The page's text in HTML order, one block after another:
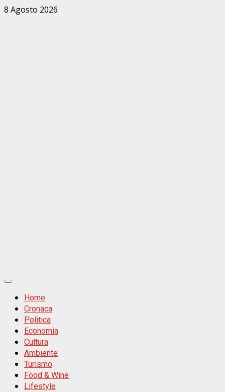
Zum
8 Agosto 2026
Primäres
MenüHome
Cronaca
Politica
Economia
Cultura
Ambiente
Turismo
Food & Wine
Lifestyle